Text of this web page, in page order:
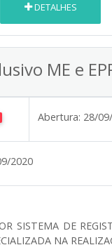
DETALHES
ME e
Abertura: 28/
2020
SISTEMA DE
NA